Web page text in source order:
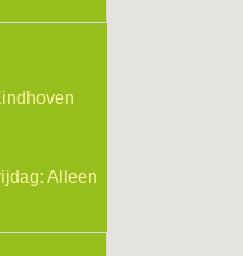
Alleen